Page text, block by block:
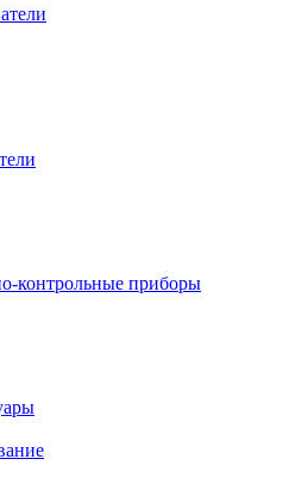
контрольные приборы